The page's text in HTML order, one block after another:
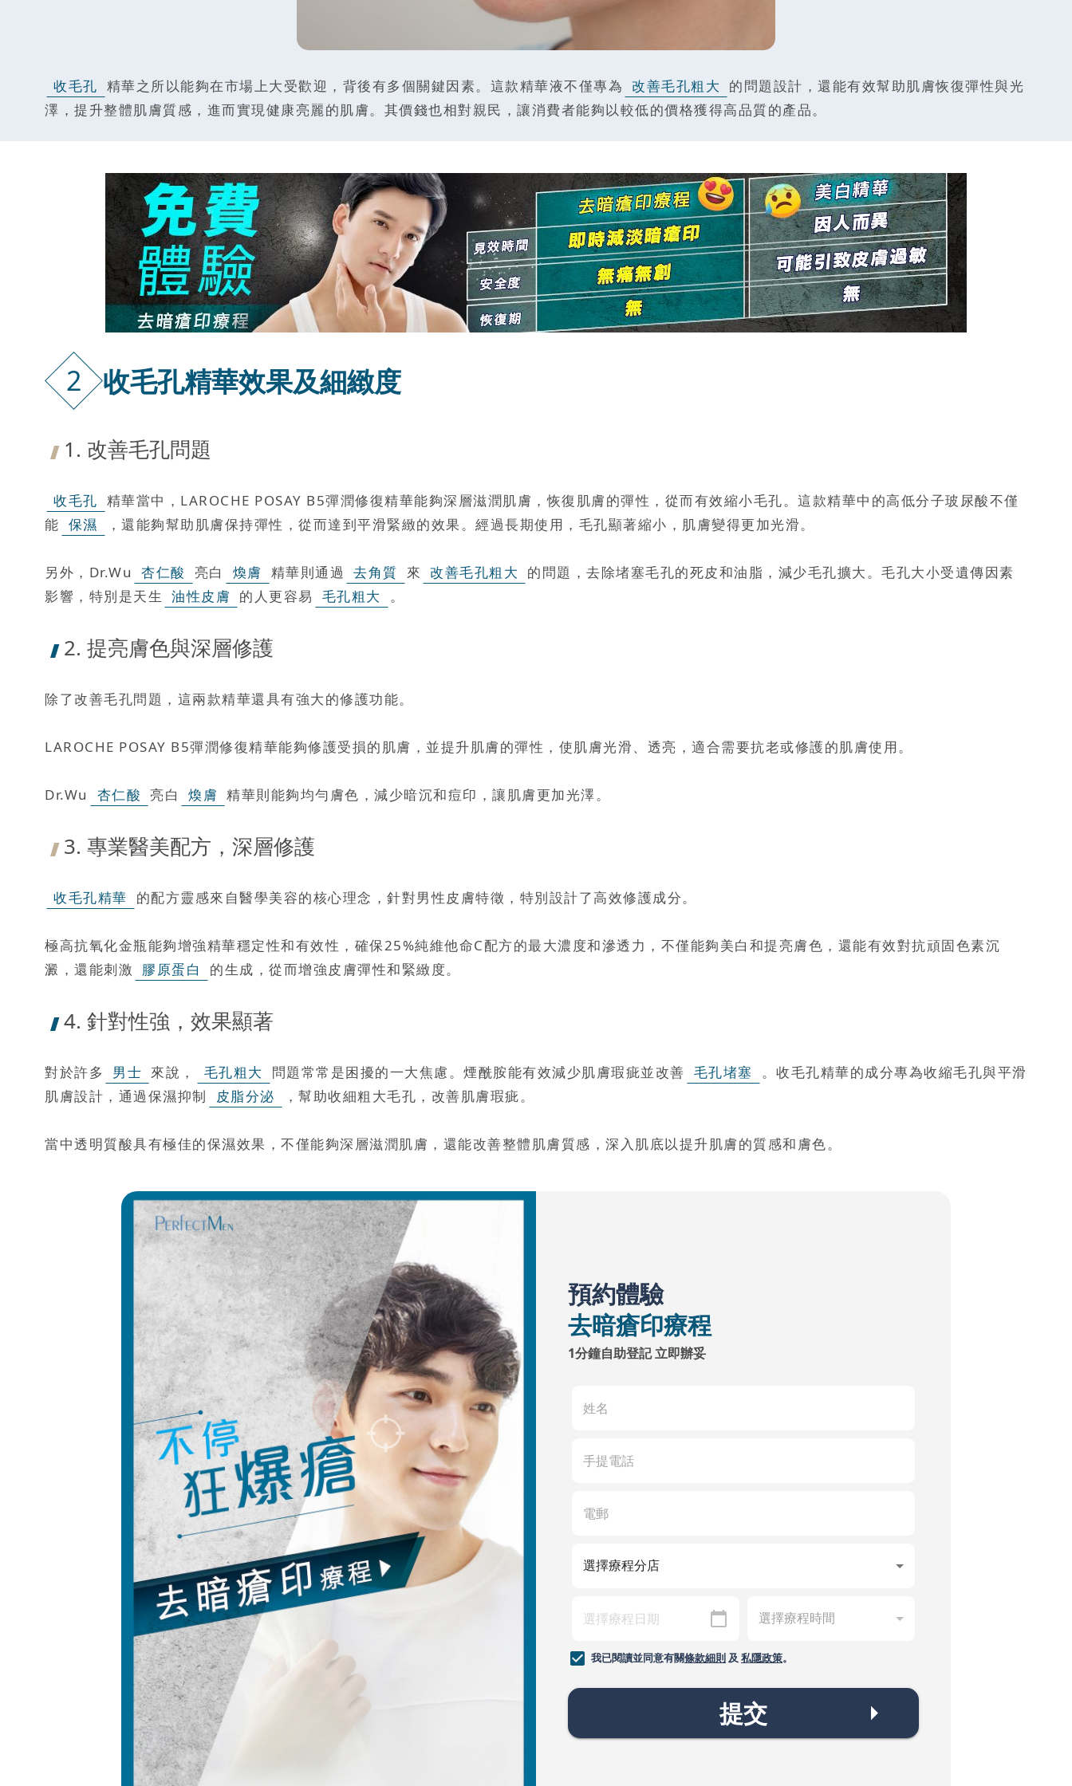
收毛孔 精華之所以能夠在市場上大受歡迎，背後有多個關鍵因素。這款精華液不僅專為 改善毛孔粗大
的問題設計，還能有效幫助肌膚恢復彈性與光
澤，提升整體肌膚質感，進而實現健康亮麗的肌膚。其價錢也相對親民，讓消費者能夠以較低的價格獲得高品質的產品。
2 收毛孔精華效果及細緻度
1. 改善毛孔問題
收毛孔 精華當中，LAROCHE POSAY B5彈潤修復精華能夠深層滋潤肌膚，恢復肌膚的彈性，從而有效縮小毛孔。這款精華中的高低分子玻尿酸不僅
能 保濕 ，還能夠幫助肌膚保持彈性，從而達到平滑緊緻的效果。經過長期使用，毛孔顯著縮小，肌膚變得更加光滑。
另外，Dr.Wu 杏仁酸 亮白 煥膚 精華則通過 去角質 來 改善毛孔粗大
的問題，去除堵塞毛孔的死皮和油脂，減少毛孔擴大。毛孔大小受遺傳因素
影響，特別是天生
油性皮膚 的人更容易 毛孔粗大 。
2. 提亮膚色與深層修護
除了改善毛孔問題，這兩款精華還具有強大的修護功能。
LAROCHE POSAY B5彈潤修復精華能夠修護受損的肌膚，並提升肌膚的彈性，使肌膚光滑、透亮，適合需要抗老或修護的肌膚使用。
Dr.Wu 杏仁酸 亮白 煥膚 精華則能夠均勻膚色，減少暗沉和痘印，讓肌膚更加光澤。
3. 專業醫美配方，深層修護
收毛孔精華 的配方靈感來自醫學美容的核心理念，針對男性皮膚特徵，特別設計了高效修護成分。
極高抗氧化金瓶能夠增強精華穩定性和有效性，確保25%純維他命C配方的最大濃度和滲透力，不僅能夠美白和提亮膚色，還能有效對抗頑固色素沉
澱，還能刺激
膠原蛋白 的生成，從而增強皮膚彈性和緊緻度。
4. 針對性強，效果顯著
對於許多 男士 來說， 毛孔粗大 問題常常是困擾的一大焦慮。煙酰胺能有效減少肌膚瑕疵並改善 毛孔堵塞
。收毛孔精華的成分專為收縮毛孔與平滑
肌膚設計，通過保濕抑制
皮脂分泌 ，幫助收細粗大毛孔，改善肌膚瑕疵。
當中透明質酸具有極佳的保濕效果，不僅能夠深層滋潤肌膚，還能改善整體肌膚質感，深入肌底以提升肌膚的質感和膚色。
預約體驗
去暗瘡印療程
1分鐘自助登記 立即辦妥
我已閱讀並同意有關條款細則及 私隱政策。
提交